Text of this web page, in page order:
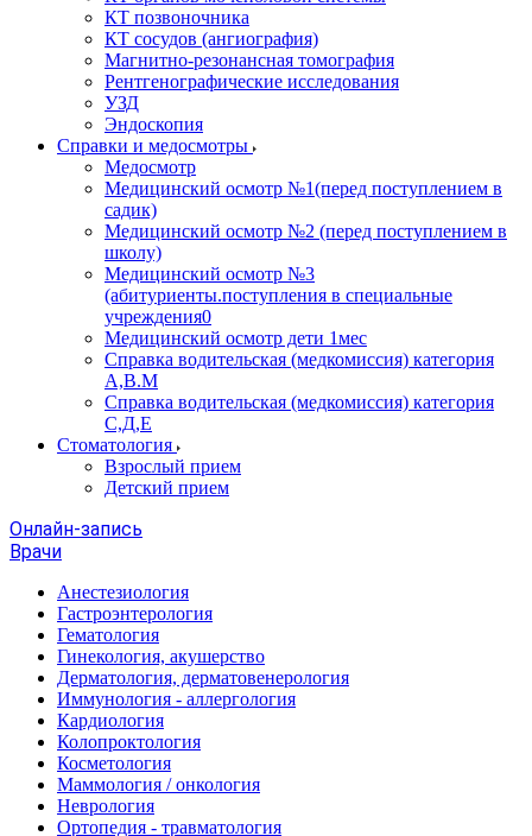
КТ позвоночника
КТ сосудов (ангиография)
Магнитно-резонансная томография
Рентгенографические исследования
УЗД
Эндоскопия
Справки и медосмотры
Медосмотр
Медицинский осмотр №1(перед поступлением в
садик)
Медицинский осмотр №2 (перед поступлением в
школу)
Медицинский осмотр №3
(абитуриенты.поступления в специальные
учреждения0
Медицинский осмотр дети 1мес
Справка водительская (медкомиссия) категория
А,В.М
Справка водительская (медкомиссия) категория
С,Д,Е
Стоматология
Взрослый прием
Детский прием
Онлайн-запись
Врачи
Анестезиология
Гастроэнтерология
Гематология
Гинекология, акушерство
Дерматология, дерматовенерология
Иммунология - аллергология
Кардиология
Колопроктология
Косметология
Маммология / онкология
Неврология
Ортопедия - травматология